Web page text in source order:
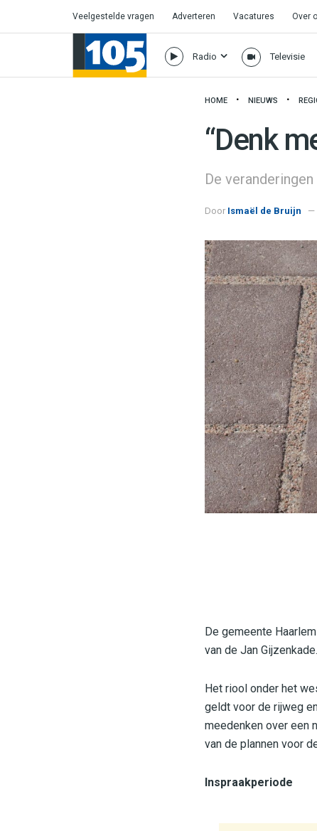
Veelgestelde vragen Adverteren Vacatures Over
Radio Televisie
HOME NIEUWS
“Denk
De
Door Ismaël de Bruijn
De gemeente
van de Jan Gijzenkade.
Het riool onder het
geldt voor de rijweg
meedenken over een
van de plannen voor
Inspraakperiode